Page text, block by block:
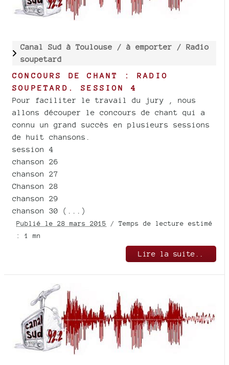
Canal Sud à Toulouse / à emporter / Radio
soupetard
CONCOURS DE CHANT : RADIO
SOUPETARD. SESSION 4
Pour faciliter le travail du jury , nous
allons découper le concours de chant qui a
connu un grand succès en plusieurs sessions
de huit chansons.
session 4
chanson 26
chanson 27
Chanson 28
chanson 29
chanson 30 (...)
Publié le 28 mars 2015 / Temps de lecture estimé
: 1 mn
Lire la suite..